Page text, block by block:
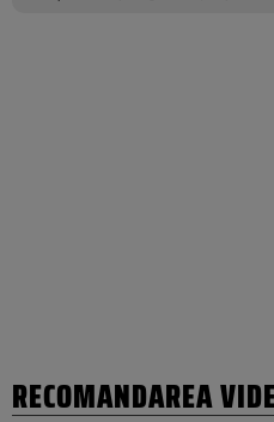
RECOMANDAREA